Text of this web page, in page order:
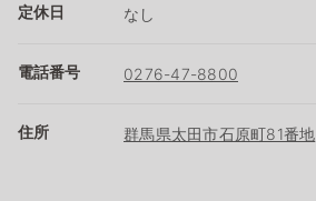
定休日 なし
電話番号 0276-47-8800
住所 群馬県太田市石原町81番地